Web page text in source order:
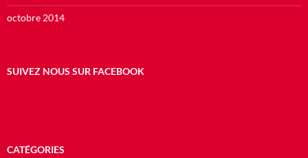
octobre 2014
SUIVEZ NOUS SUR FACEBOOK
CATÉGORIES